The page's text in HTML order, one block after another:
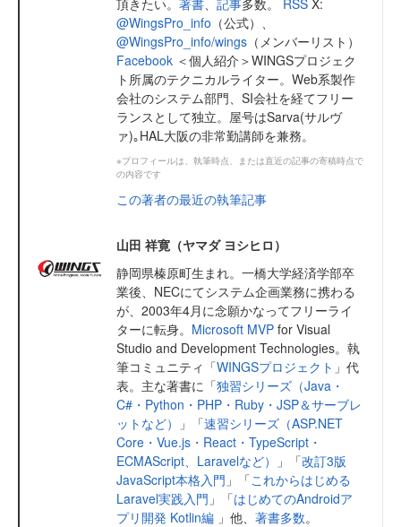
@WingsPro_info （公式）、
@WingsPro_info/wings （メンバーリスト）
Facebook ＜個人紹介＞WINGSプロジェク
ト所属のテクニカルライター。Web系製作
会社のシステム部門、SI会社を経てフリー
ランスとして独立。屋号はSarva(サルヴ
ァ)｡HAL大阪の非常勤講師を兼務。
※プロフィールは、執筆時点、または直近の記事の寄稿時点で
の内容です
この著者の最近の執筆記事
山田 祥寛（ヤマダ ヨシヒロ）
静岡県榛原町生まれ。一橋大学経済学部卒
業後、NECにてシステム企画業務に携わる
が、2003年4月に念願かなってフリーライ
ターに転身。 Microsoft MVP for Visual
Studio and Development Technologies。執
筆コミュニティ「WINGSプロジェクト 」代
表。主な著書に「独習シリーズ（Java・
C#・Python・PHP・Ruby・JSP＆サーブレ
ットなど）
」「速習シリーズ（ASP.NET
Core・Vue.js・React・TypeScript・
ECMAScript、Laravelなど）
」「改訂3版
JavaScript本格入門 」「これからはじめる
Laravel実践入門 」「はじめてのAndroidア
プリ開発 Kotlin編 」他、 著書多数。